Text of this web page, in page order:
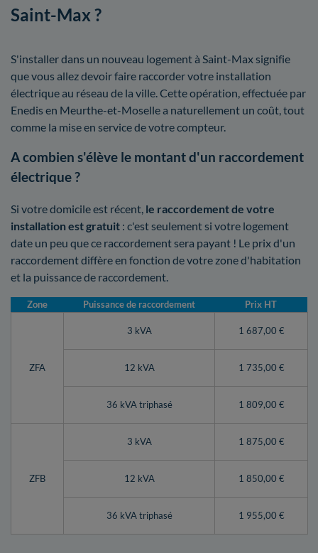
Saint-Max ?
S'installer dans un nouveau logement à Saint-Max signifie
que vous allez devoir faire raccorder votre installation
électrique au réseau de la ville. Cette opération, effectuée par
Enedis en Meurthe-et-Moselle a naturellement un coût, tout
comme la mise en service de votre compteur.
A combien s'élève le montant d'un raccordement
électrique ?
Si votre domicile est récent, le raccordement de votre
installation est gratuit : c'est seulement si votre logement
date un peu que ce raccordement sera payant ! Le prix d'un
raccordement diffère en fonction de votre zone d'habitation
et la puissance de raccordement.
Zone Puissance de raccordement Prix HT
ZFA
3 kVA 1 687,00 €
12 kVA 1 735,00 €
36 kVA triphasé 1 809,00 €
ZFB
3 kVA 1 875,00 €
12 kVA 1 850,00 €
36 kVA triphasé 1 955,00 €